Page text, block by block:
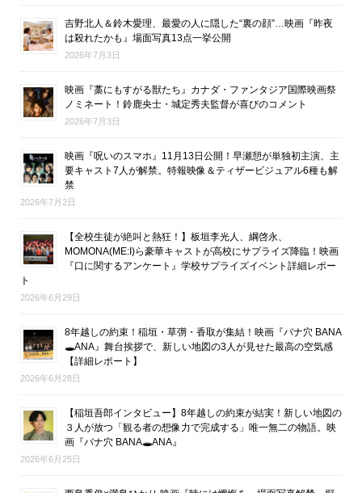
吉野北人＆鈴木愛理、最愛の人に隠した“裏の顔”…映画『昨夜
は殺れたかも』場面写真13点一挙公開
2026年7月3日
映画『藁にもすがる獣たち』カナダ・ファンタジア国際映画祭
ノミネート！鈴鹿央士・城定秀夫監督が喜びのコメント
2026年7月3日
映画『呪いのスマホ』11月13日公開！早瀬憩が単独初主演、主
要キャスト7人が解禁。特報映像＆ティザービジュアル6種も解
禁
2026年7月2日
【全校生徒が絶叫と熱狂！】板垣李光人、綱啓永、
MOMONA(ME:I)ら豪華キャストが高校にサプライズ降臨！映画
『口に関するアンケート』学校サプライズイベント詳細レポー
ト
2026年6月29日
8年越しの約束！稲垣・草彅・香取が集結！映画『バナ穴 BANA
🕳ANA』舞台挨拶で、新しい地図の3人が見せた最高の空気感
【詳細レポート】
2026年6月28日
【稲垣吾郎インタビュー】8年越しの約束が結実！新しい地図の
３人が放つ「観る者の想像力で完成する」唯一無二の物語。映
画『バナ穴 BANA🕳ANA』
2026年6月25日